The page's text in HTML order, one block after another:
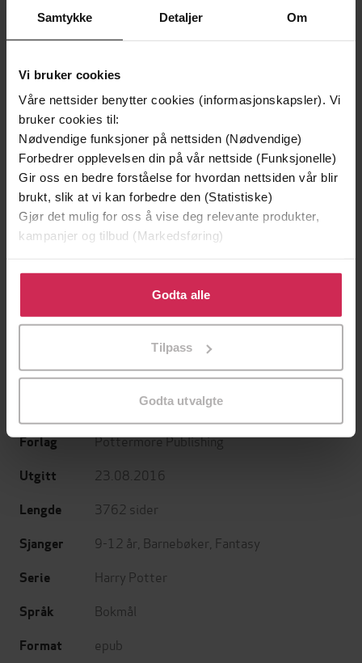
Samtykke Detaljer Om
Vi bruker cookies
Våre nettsider benytter cookies (informasjonskapsler). Vi
bruker cookies til:
Nødvendige funksjoner på nettsiden (Nødvendige)
Forbedrer opplevelsen din på vår nettside (Funksjonelle)
Gir oss en bedre forståelse for hvordan nettsiden vår blir
brukt, slik at vi kan forbedre den (Statistiske)
Gjør det mulig for oss å vise deg relevante produkter,
kampanjer og tilbud (Markedsføring)
Klikk på «Godta alle» for å gi oss ditt samtykke til å
bruke cookies for alle disse formålene. Du kan også
tilpasse ditt samtykke til spesifikke formål ved å klikke
Godta alle
Tilpass
Godta utvalgte
99,-
Gangster-bestemor
David Walliams
79,-
den komplette samlingen
Høverstad(oversetter)
Forlag Pottermore Publishing
Utgitt 23.08.2016
Lengde 3762 sider
Sjanger 9-12 år Barnebøker Fantasy
Serie Harry Potter
Språk Bokmål
Format epub